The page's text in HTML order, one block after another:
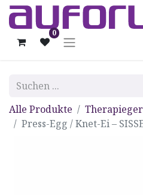
0
Alle Produkte
Press-Egg / Knet-Ei –